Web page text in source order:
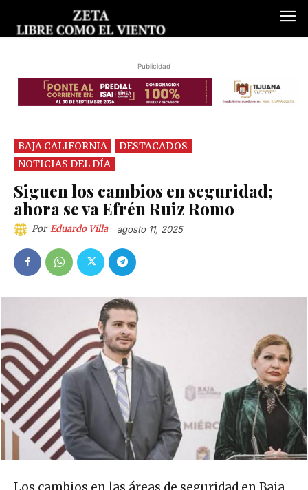
Publicidad
BAJA CALIFORNIA
DESTACADOS
NOTICIAS DEL DÍA
Siguen los cambios en seguridad;
ahora se va Efrén Ruiz Romo
Por Eduardo Villa agosto 11, 2025